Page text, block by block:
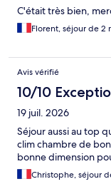
C'était très bien,
Florent, séjour de 2
Avis vérifié
10/10
19 juil. 2026
Séjour aussi au top
clim chambre de
bonne dimension
Christophe, séjour